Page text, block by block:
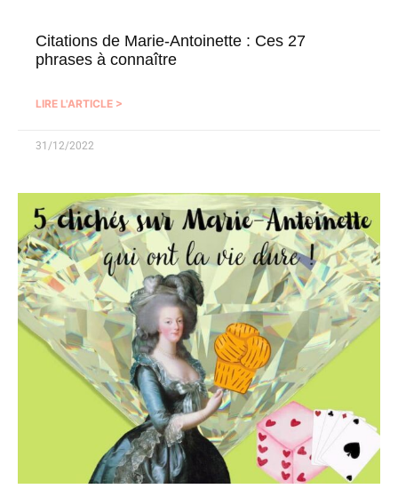
Citations de Marie-Antoinette : Ces 27
phrases à connaître
LIRE L'ARTICLE >
31/12/2022